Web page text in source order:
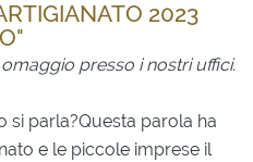
2023
presso i nostri uffici.
si parla?Questa parola ha
e le piccole imprese il